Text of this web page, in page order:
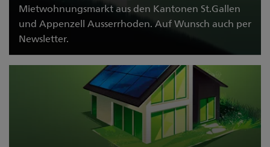
Mietwohnungsmarkt aus den Kantonen St.Gallen
und Appenzell Ausserrhoden. Auf Wunsch auch per
Newsletter.
Zum aktuellen Bericht